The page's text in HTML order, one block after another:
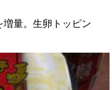
増量。生卵トッピン